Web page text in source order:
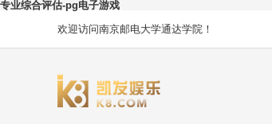
专业综合评估-pg电子游戏
欢迎访问南京邮电大学通达学院！